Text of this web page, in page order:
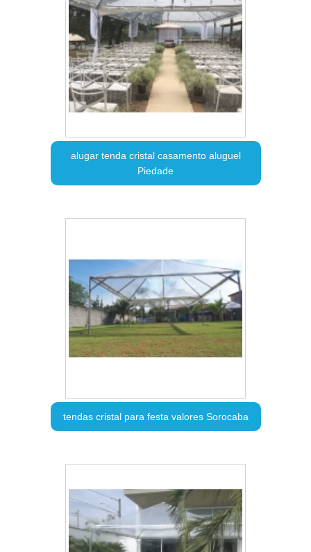
alugar tenda cristal casamento aluguel
Piedade
tendas cristal para festa valores Sorocaba